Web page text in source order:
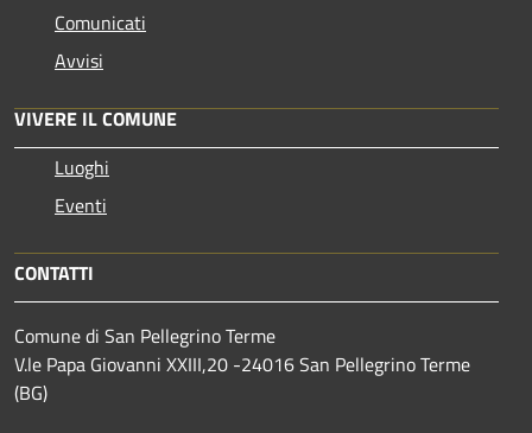
Comunicati
Avvisi
VIVERE IL COMUNE
Luoghi
Eventi
CONTATTI
Comune di San Pellegrino Terme
V.le Papa Giovanni XXIII,20 -24016 San Pellegrino Terme
(BG)